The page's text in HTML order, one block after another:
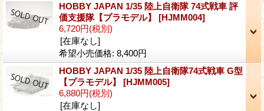
HOBBY JAPAN 1/35 陸上自衛隊 74式戦車 評
価支援隊【プラモデル】 [HJMM004]
6,720円(税別)
[在庫なし]
希望小売価格: 8,400円
HOBBY JAPAN 1/35 陸上自衛隊74式戦車 G型
【プラモデル】 [HJMM005]
6,880円(税別)
[在庫なし]